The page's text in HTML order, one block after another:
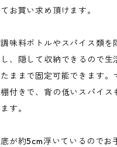
てお買い求め頂けます。
調味料ボトルやスパイス類
し、隠して収納できるので
たままで固定可能できます
棚付きで、背の低いスパイス
ます。
底が約5cm浮いているのでお